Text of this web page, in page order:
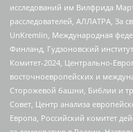
исследований им Вилфрида
расследователей, АЛЛАТРА, За
UnKremlin, Международная
Финланд, Гудзоновский
Комитет-2024, Центрально-
восточноевропейских и
Сторожевой башни, Библии и
Совет, Центр анализа
Европа, Российский комитет